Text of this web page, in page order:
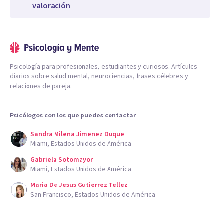
valoración
Psicología para profesionales, estudiantes y curiosos. Artículos
diarios sobre salud mental, neurociencias, frases célebres y
relaciones de pareja.
Psicólogos con los que puedes contactar
Sandra Milena Jimenez Duque
Miami, Estados Unidos de América
Gabriela Sotomayor
Miami, Estados Unidos de América
Maria De Jesus Gutierrez Tellez
San Francisco, Estados Unidos de América